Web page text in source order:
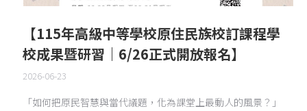
【115年高級中等學校原住民族校訂課程學
校成果暨研習｜6/26正式開放報名】
2026-06-23
「如何把原民智慧與當代議題，化為課堂上最動人的風景？」